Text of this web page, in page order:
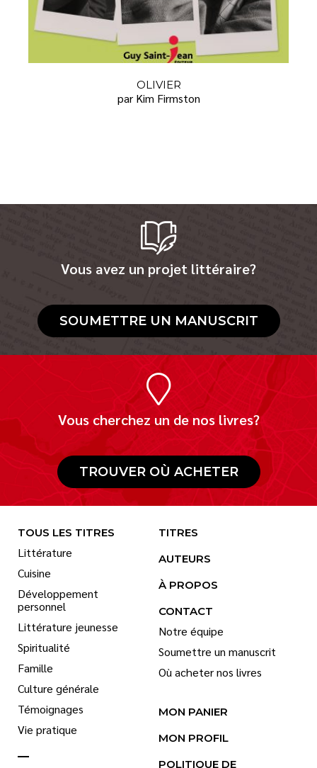
OLIVIER
par Kim Firmston
Vous avez un projet littéraire?
SOUMETTRE UN MANUSCRIT
Vous cherchez un de nos livres?
TROUVER OÙ ACHETER
TOUS LES TITRES
Littérature
Cuisine
Développement
personnel
Littérature jeunesse
Spiritualité
Famille
Culture générale
Témoignages
Vie pratique
TITRES
AUTEURS
À PROPOS
CONTACT
Notre équipe
Soumettre un manuscrit
Où acheter nos livres
MON PANIER
MON PROFIL
POLITIQUE DE